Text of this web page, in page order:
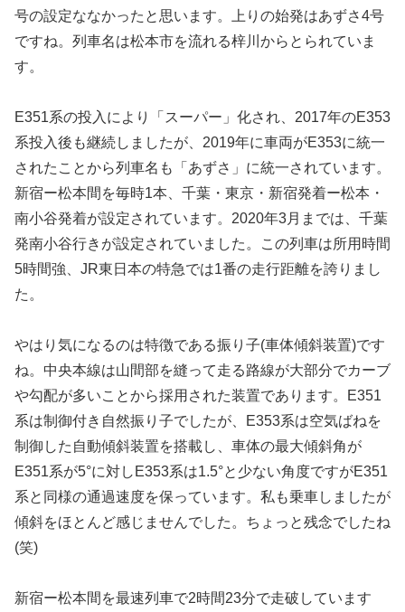
号の設定ななかったと思います。上りの始発はあずさ4号
ですね。列車名は松本市を流れる梓川からとられていま
す。
E351系の投入により「スーパー」化され、2017年のE353
系投入後も継続しましたが、2019年に車両がE353に統一
されたことから列車名も「あずさ」に統一されています。
新宿ー松本間を毎時1本、千葉・東京・新宿発着ー松本・
南小谷発着が設定されています。2020年3月までは、千葉
発南小谷行きが設定されていました。この列車は所用時間
5時間強、JR東日本の特急では1番の走行距離を誇りまし
た。
やはり気になるのは特徴である振り子(車体傾斜装置)です
ね。中央本線は山間部を縫って走る路線が大部分でカーブ
や勾配が多いことから採用された装置であります。E351
系は制御付き自然振り子でしたが、E353系は空気ばねを
制御した自動傾斜装置を搭載し、車体の最大傾斜角が
E351系が5°に対しE353系は1.5°と少ない角度ですがE351
系と同様の通過速度を保っています。私も乗車しましたが
傾斜をほとんど感じませんでした。ちょっと残念でしたね
(笑)
新宿ー松本間を最速列車で2時間23分で走破しています